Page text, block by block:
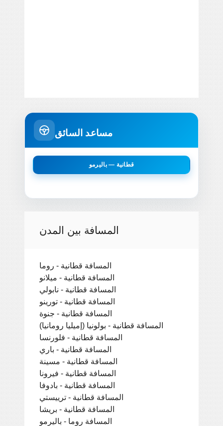
مساعد السائق
قطانية — باليرمو
المسافة بين المدن
المسافة قطانية - روما
المسافة قطانية - ميلانو
المسافة قطانية - نابولي
المسافة قطانية - تورينو
المسافة قطانية - جنوة
المسافة قطانية - بولونيا (إميليا رومانيا)
المسافة قطانية - فلورنسا
المسافة قطانية - باري
المسافة قطانية - مسينة
المسافة قطانية - فيرونا
المسافة قطانية - بادوفا
المسافة قطانية - ترييستي
المسافة قطانية - بريشا
المسافة روما - باليرمو